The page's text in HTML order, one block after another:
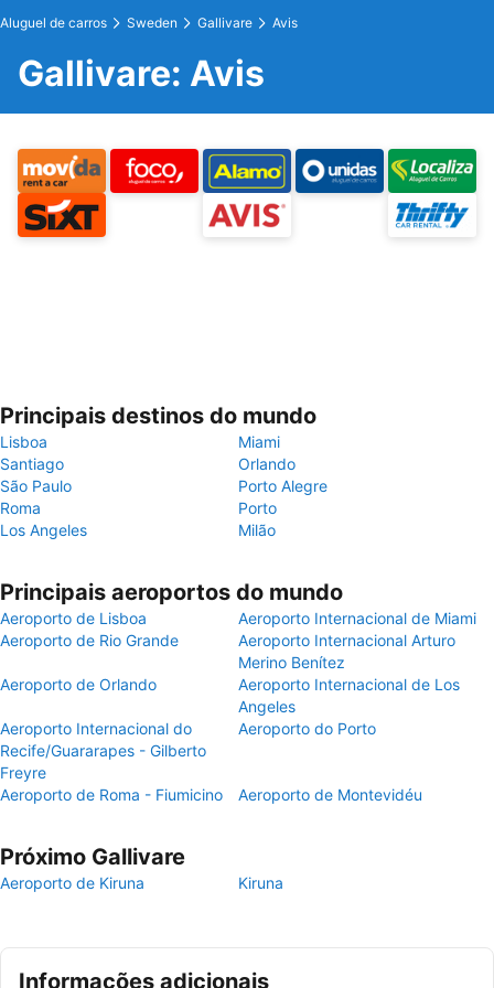
Aluguel de carros Sweden Gallivare Avis
Gallivare: Avis
Principais destinos do mundo
Lisboa
Miami
Santiago
Orlando
São Paulo
Porto Alegre
Roma
Porto
Los Angeles
Milão
Principais aeroportos do mundo
Aeroporto de Lisboa
Aeroporto Internacional de Miami
Aeroporto de Rio Grande
Aeroporto Internacional Arturo
Merino Benítez
Aeroporto de Orlando
Aeroporto Internacional de Los
Angeles
Aeroporto Internacional do
Recife/Guararapes - Gilberto
Freyre
Aeroporto do Porto
Aeroporto de Roma - Fiumicino Aeroporto de Montevidéu
Próximo Gallivare
Aeroporto de Kiruna Kiruna
Informações adicionais